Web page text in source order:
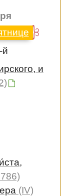
й
и
(IV)